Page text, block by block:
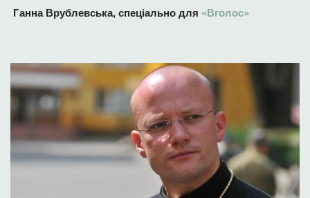
Ганна Врублевська, спеціально для «Вголос»